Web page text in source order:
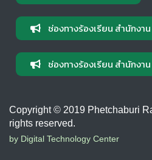
ช่องทางร้องเรียน สำนักงา
ช่องทางร้องเรียน สำนักงา
Copyright © 2019 Phetchaburi
rights reserved.
by Digital Technology Center